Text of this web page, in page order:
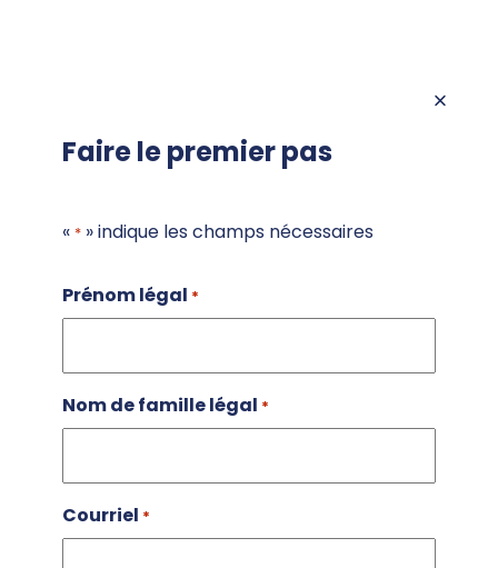
Faire le premier pas
« * » indique les champs nécessaires
Prénom légal *
Nom de famille légal *
Courriel *